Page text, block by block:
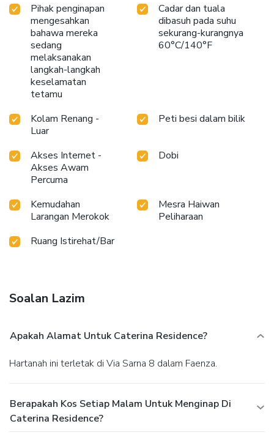
Pihak penginapan
mengesahkan
bahawa mereka
sedang
melaksanakan
langkah-langkah
keselamatan
tetamu
Cadar dan tuala
dibasuh pada suhu
sekurang-kurangnya
60°C/140°F
Kolam Renang -
Luar
Peti besi dalam bilik
Akses Internet -
Akses Awam
Percuma
Dobi
Kemudahan
Larangan Merokok
Mesra Haiwan
Peliharaan
Ruang Istirehat/Bar
Soalan Lazim
Apakah Alamat Untuk Caterina Residence?
Hartanah ini terletak di Via Sarna 8 dalam Faenza.
Berapakah Kos Setiap Malam Untuk Menginap Di
Caterina Residence?